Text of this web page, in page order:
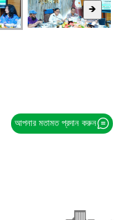
🡺
আপনার মতামত প্রদান করুন